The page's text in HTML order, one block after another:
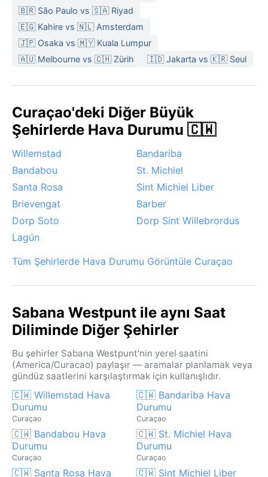
🇧🇷 São Paulo vs 🇸🇦 Riyad
🇪🇬 Kahire vs 🇳🇱 Amsterdam
🇯🇵 Osaka vs 🇲🇾 Kuala Lumpur
🇦🇺 Melbourne vs 🇨🇭 Zürih
🇮🇩 Jakarta vs 🇰🇷 Seul
Curaçao'deki Diğer Büyük
Şehirlerde Hava Durumu 🇨🇼
Willemstad
Bandariba
Bandabou
St. Michiel
Santa Rosa
Sint Michiel Liber
Brievengat
Barber
Dorp Soto
Dorp Sint Willebrordus
Lagún
Tüm Şehirlerde Hava Durumu Görüntüle Curaçao
Sabana Westpunt ile aynı Saat
Diliminde Diğer Şehirler
Bu şehirler Sabana Westpunt'nin yerel saatini
(America/Curacao) paylaşır — aramalar planlamak veya
gündüz saatlerini karşılaştırmak için kullanışlıdır.
🇨🇼 Willemstad Hava
Durumu
Curaçao
🇨🇼 Bandariba Hava
Durumu
Curaçao
🇨🇼 Bandabou Hava
Durumu
Curaçao
🇨🇼 St. Michiel Hava
Durumu
Curaçao
🇨🇼 Santa Rosa Hava
🇨🇼 Sint Michiel Liber